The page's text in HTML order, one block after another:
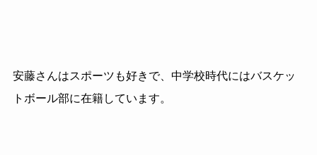
安藤さんはスポーツも好きで、中学校時代にはバスケッ
トボール部に在籍しています。